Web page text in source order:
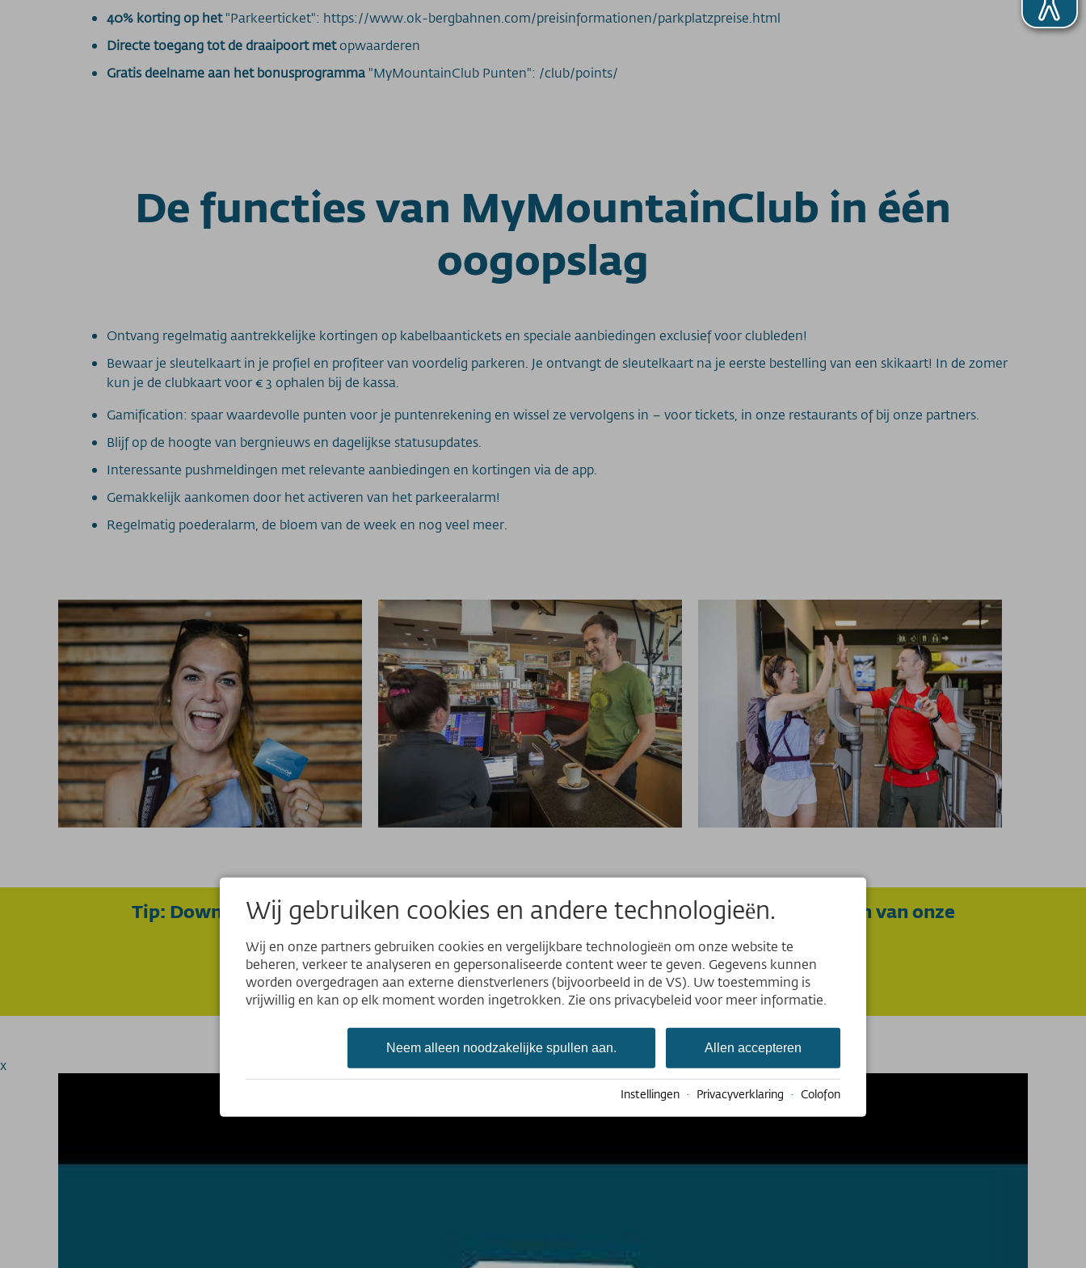
40% korting op het"Parkeerticket": https://www.ok-bergbahnen.com/preisinformationen/parkplatzpreise.html
Directe toegang tot de draaipoort metopwaarderen
Gratis deelname aan het bonusprogramma "MyMountainClub Punten": /club/points/
De functies van MyMountainClub in één
oogopslag
Ontvang regelmatig aantrekkelijke kortingen op kabelbaantickets en speciale aanbiedingen exclusief voor clubleden!
Bewaar je sleutelkaart in je profiel en profiteer van voordelig parkeren. Je ontvangt de sleutelkaart na je eerste bestelling van een skikaart! In de zomer
kun je de clubkaart voor € 3 ophalen bij de kassa.
Gamification: spaar waardevolle punten voor je puntenrekening en wissel ze vervolgens in – voor tickets, in onze restaurants of bij onze partners.
Blijf op de hoogte van bergnieuws en dagelijkse statusupdates.
Interessante pushmeldingen met relevante aanbiedingen en kortingen via de app.
Gemakkelijk aankomen door het activeren van het parkeeralarm!
Regelmatig poederalarm, de bloem van de week en nog veel meer.
Tip: Download de gratis OK Bergbahnen-app en profiteer van alle functionaliteiten van onze
MyMountainClub!
Meer informatie over de app
x
Wij gebruiken cookies en andere technologieën.
Wij en onze partners gebruiken cookies en vergelijkbare technologieën om onze website te
beheren, verkeer te analyseren en gepersonaliseerde content weer te geven. Gegevens kunnen
worden overgedragen aan externe dienstverleners (bijvoorbeeld in de VS). Uw toestemming is
vrijwillig en kan op elk moment worden ingetrokken. Zie ons privacybeleid voor meer informatie.
Allen accepteren
Neem alleen noodzakelijke spullen aan.
Instellingen · Privacyverklaring · Colofon